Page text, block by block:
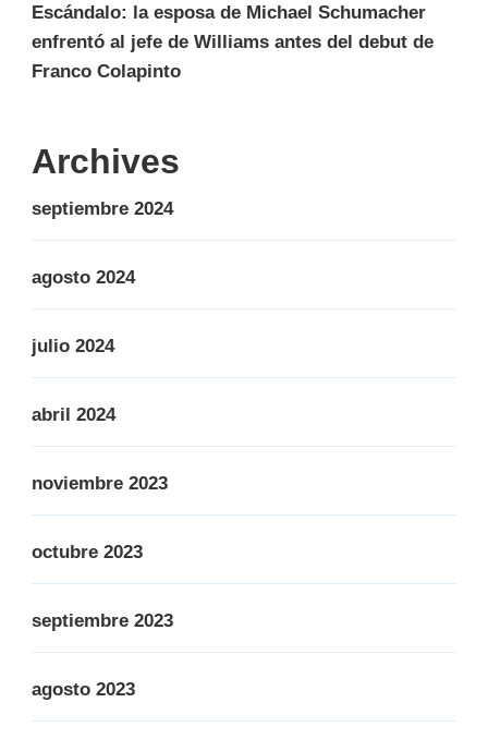
Escándalo: la esposa de Michael Schumacher
enfrentó al jefe de Williams antes del debut de
Franco Colapinto
Archives
septiembre 2024
agosto 2024
julio 2024
abril 2024
noviembre 2023
octubre 2023
septiembre 2023
agosto 2023